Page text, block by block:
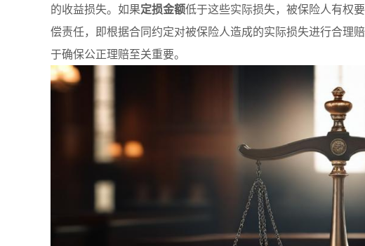
的收益损失。如果定损金额低于这些实际损失，被保险人有权
偿责任，即根据合同约定对被保险人造成的实际损失进行合理
于确保公正理赔至关重要。